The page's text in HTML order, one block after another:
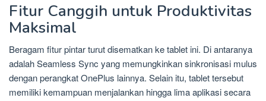
Fitur Canggih untuk Produktivitas
Maksimal
Beragam fitur pintar turut disematkan ke tablet ini. Di antaranya
adalah Seamless Sync yang memungkinkan sinkronisasi mulus
dengan perangkat OnePlus lainnya. Selain itu, tablet tersebut
memiliki kemampuan menjalankan hingga lima aplikasi secara